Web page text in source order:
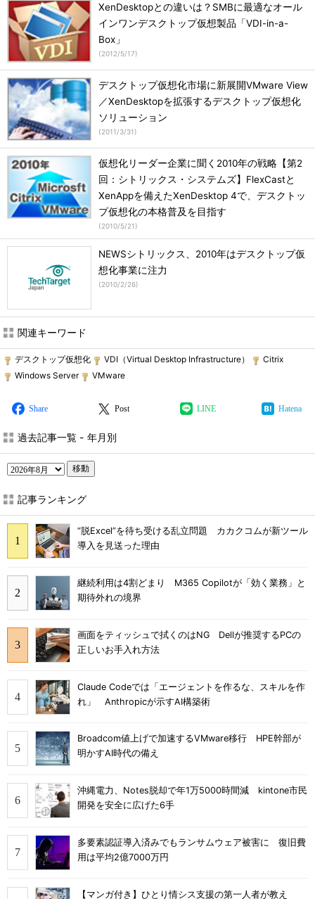
XenDesktopとの違いは？SMBに最適なオール
インワンデスクトップ仮想製品「VDI-in-a-
Box」
(2012/5/17)
デスクトップ仮想化市場に新展開VMware View
／XenDesktopを拡張するデスクトップ仮想化
ソリューション
(2011/3/31)
仮想化リーダー企業に聞く2010年の戦略【第2
回：シトリックス・システムズ】FlexCastと
XenAppを備えたXenDesktop 4で、デスクトッ
プ仮想化の本格普及を目指す
(2010/5/21)
NEWSシトリックス、2010年はデスクトップ仮
想化事業に注力
(2010/2/26)
関連キーワード
デスクトップ仮想化 VDI（Virtual Desktop Infrastructure）
Citrix
Windows Server
VMware
Share Post LINE Hatena
過去記事一覧 - 年月別
移動
記事ランキング
“脱Excel”を待ち受ける乱立問題 カカクコムが新ツール
導入を見送った理由
継続利用は4割どまり M365 Copilotが「効く業務」と
期待外れの境界
画面をティッシュで拭くのはNG Dellが推奨するPCの
正しいお手入れ方法
Claude Codeでは「エージェントを作るな、スキルを作
れ」 Anthropicが示すAI構築術
Broadcom値上げで加速するVMware移行 HPE幹部が
明かすAI時代の備え
沖縄電力、Notes脱却で年1万5000時間減 kintone市民
開発を安全に広げた6手
多要素認証導入済みでもランサムウェア被害に 復旧費
用は平均2億7000万円
【マンガ付き】ひとり情シス支援の第一人者が教え